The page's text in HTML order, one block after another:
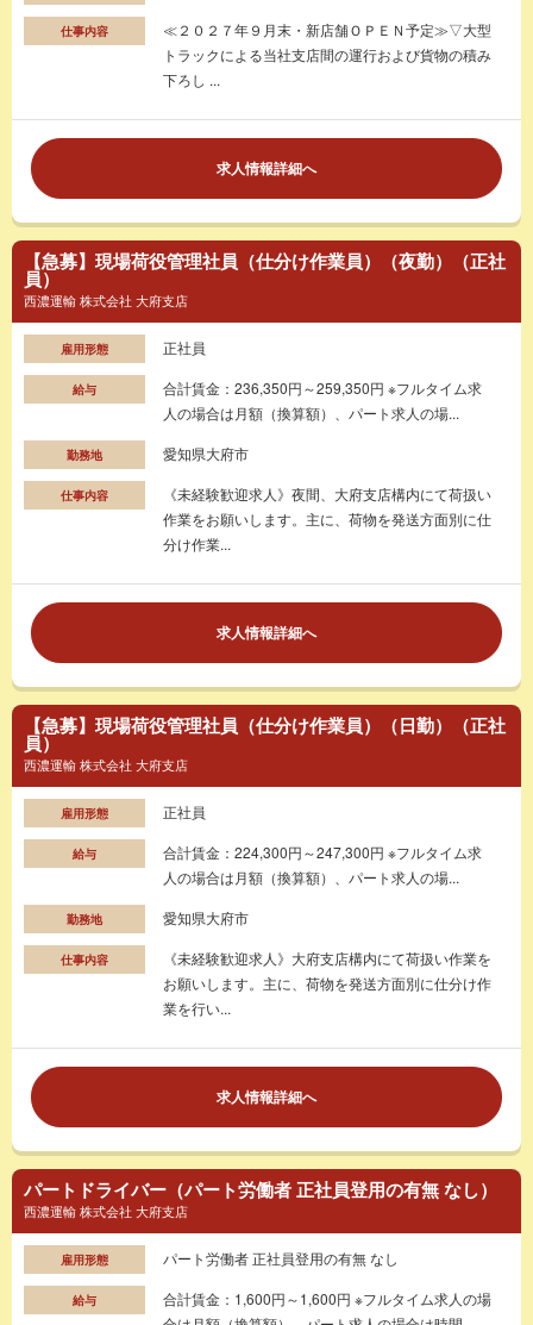
仕事内容
≪２０２７年９月末・新店舗ＯＰＥＮ予定≫▽大型
トラックによる当社支店間の運行および貨物の積み
下ろし ...
求人情報詳細へ
【急募】現場荷役管理社員（仕分け作業員）（夜勤）（正社
員）
西濃運輸 株式会社 大府支店
雇用形態 正社員
給与
合計賃金：236,350円～259,350円 ※フルタイム求
人の場合は月額（換算額）、パート求人の場...
勤務地 愛知県大府市
仕事内容
《未経験歓迎求人》夜間、大府支店構内にて荷扱い
作業をお願いします。主に、荷物を発送方面別に仕
分け作業...
求人情報詳細へ
【急募】現場荷役管理社員（仕分け作業員）（日勤）（正社
員）
西濃運輸 株式会社 大府支店
雇用形態 正社員
給与
合計賃金：224,300円～247,300円 ※フルタイム求
人の場合は月額（換算額）、パート求人の場...
勤務地 愛知県大府市
仕事内容
《未経験歓迎求人》大府支店構内にて荷扱い作業を
お願いします。主に、荷物を発送方面別に仕分け作
業を行い...
求人情報詳細へ
パートドライバー（パート労働者 正社員登用の有無 なし）
西濃運輸 株式会社 大府支店
雇用形態 パート労働者 正社員登用の有無 なし
給与
合計賃金：1,600円～1,600円 ※フルタイム求人の場